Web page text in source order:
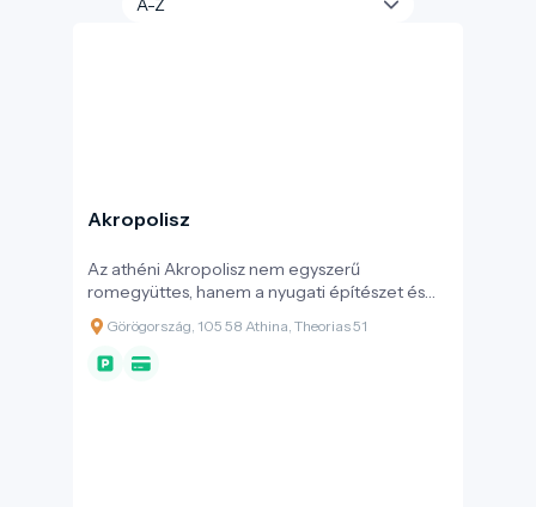
Akropolisz
Az athéni Akropolisz nem egyszerű
romegyüttes, hanem a nyugati építészet és
városkultúra egyik alapképe: egy
sziklagerincre épített szent tér, amely
évszázadokon át a város vallási, politikai és
Görögország, 105 58 Athina, Theorias 51